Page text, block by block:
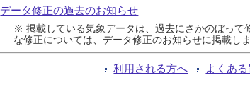
データ修正の過去のお知らせ
※ 掲載している気象データは、過去にさかのぼって
な修正については、データ修正のお知らせに掲載しま
利用される方へ よくある